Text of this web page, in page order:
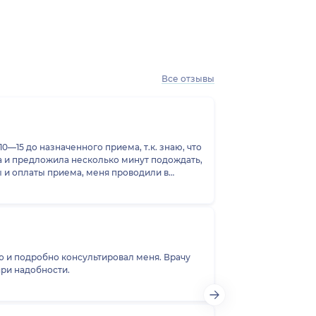
Все отзывы
до назначенного приема, т.к. знаю, что
и предложила несколько минут подождать,
и оплаты приема, меня проводили в
сделала заключение, дала
который мне порекомендовали,
попала на прием именно к этому доктору
большое персоналу центра за
dts0105@rambler.ru С
подробно консультировал меня. Врачу
при надобности.